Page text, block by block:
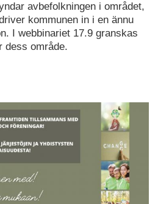
avbefolkningen i området,
kommunen in i en ännu
I webbinariet 17.9 granskas
dess område.